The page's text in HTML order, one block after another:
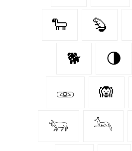
🐑 🦫
🐕 🌗
𓁾 🙉
𓃓 𓃢